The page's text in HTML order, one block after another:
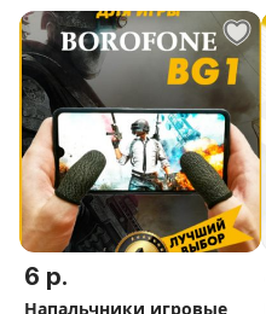
6 р.
Напальчники игровые